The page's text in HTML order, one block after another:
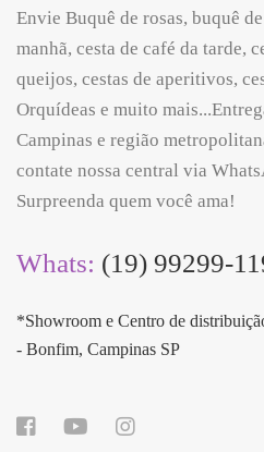
Envie Buquê de rosas, buquê
manhã, cesta de café da tarde,
queijos, cestas de aperitivos,
Orquídeas e muito
Campinas e região
contate nossa central via
Surpreenda quem você ama!
Whats: (19) 99299-
*Showroom e Centro de
- Bonfim, Campinas SP